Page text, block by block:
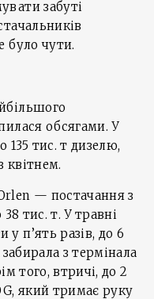
забуті
було чути.
обсягами. У
135 тис. т дизелю,
квітнем.
— постачання з
тис. т. У травні
п’ять разів, до 6
з термінала
того, втричі, до 2
який тримає руку